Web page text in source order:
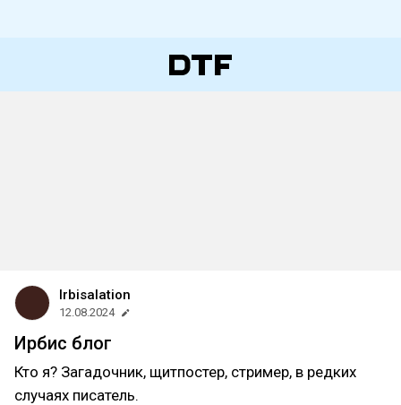
Irbisalation
12.08.2024
Ирбис блог
Кто я? Загадочник, щитпостер, стример, в редких
случаях писатель.